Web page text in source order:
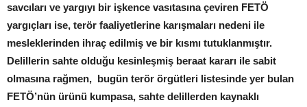
savcıları ve yargıyı bir işkence vasıtasına çeviren FETÖ
yargıçları ise, terör faaliyetlerine karışmaları nedeni ile
mesleklerinden ihraç edilmiş ve bir kısmı tutuklanmıştır.
Delillerin sahte olduğu kesinleşmiş beraat kararı ile sabit
olmasına rağmen, bugün terör örgütleri listesinde yer bulan
FETÖ’nün ürünü kumpasa, sahte delillerden kaynaklı